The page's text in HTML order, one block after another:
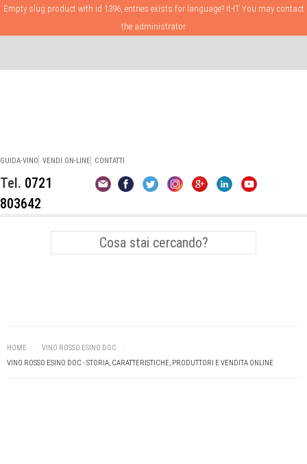
Empty slug product with id 1396, entries exists for language? it-IT You may contact
the administrator
GUIDA-VINO VENDI ON-LINE CONTATTI
Tel. 0721
803642
HOME VINO ROSSO ESINO DOC
VINO ROSSO ESINO DOC - STORIA, CARATTERISTICHE, PRODUTTORI E VENDITA ONLINE